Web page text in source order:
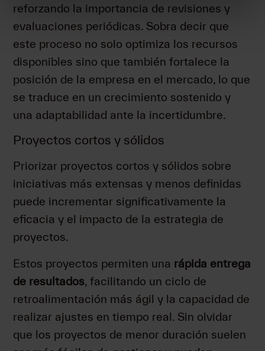
reforzando la importancia de revisiones y
evaluaciones periódicas. Sobra decir que
este proceso no solo optimiza los recursos
disponibles sino que también fortalece la
posición de la empresa en el mercado, lo que
se traduce en un crecimiento sostenido y
una adaptabilidad ante la incertidumbre.
Proyectos cortos y sólidos
Priorizar proyectos cortos y sólidos sobre
iniciativas más extensas y menos definidas
puede incrementar significativamente la
eficacia y el impacto de la estrategia de
proyectos.
Estos proyectos permiten una rápida entrega
de resultados, facilitando un ciclo de
retroalimentación más ágil y la capacidad de
realizar ajustes en tiempo real. Sin olvidar
que los proyectos de menor duración suelen